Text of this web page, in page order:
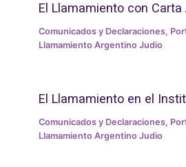
El Llamamiento con Carta
Comunicados y Declaraciones,
Llamamiento Argentino Judio
El Llamamiento en el
Comunicados y Declaraciones,
Llamamiento Argentino Judio